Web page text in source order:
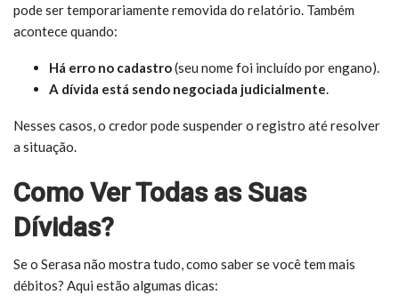
pode ser temporariamente removida do relatório. Também
acontece quando:
Há erro no cadastro(seu nome foi incluído por engano).
A dívida está sendo negociada judicialmente.
Nesses casos, o credor pode suspender o registro até resolver
a situação.
Como Ver Todas as Suas
Dívidas?
Se o Serasa não mostra tudo, como saber se você tem mais
débitos? Aqui estão algumas dicas: